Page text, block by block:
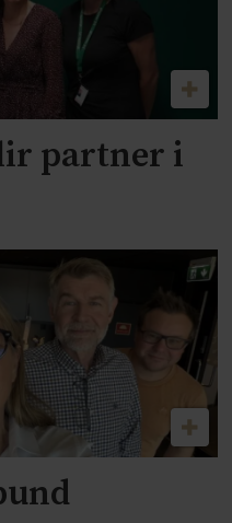
partner i